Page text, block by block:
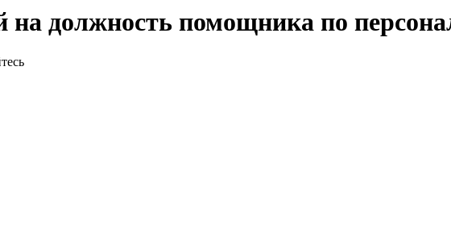
на должность помощника по